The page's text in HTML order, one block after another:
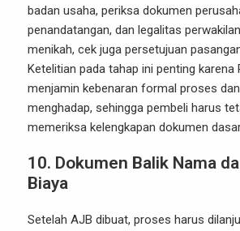
badan usaha, periksa dokumen
penandatangan, dan legalitas
menikah, cek juga persetujuan
Ketelitian pada tahap ini penting karena
menjamin kebenaran formal proses
menghadap, sehingga pembeli harus
memeriksa kelengkapan dokumen
10. Dokumen Balik Nama
Biaya
Setelah AJB dibuat, proses harus